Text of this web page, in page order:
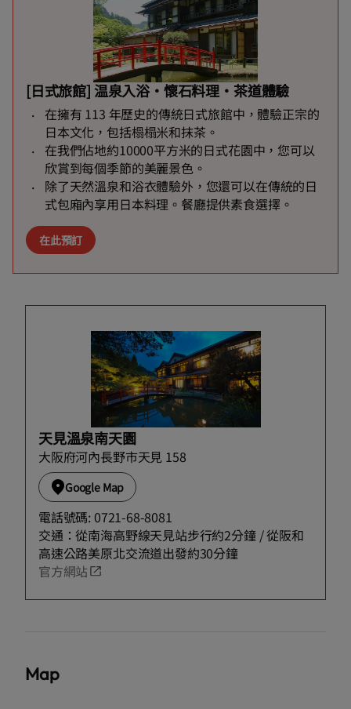
[日式旅館] 温泉入浴・懷石料理・茶道體驗
在擁有 113 年歷史的傳統日式旅館中，體驗正宗的
日本文化，包括榻榻米和抹茶。
在我們佔地約10000平方米的日式花園中，您可以
欣賞到每個季節的美麗景色。
除了天然溫泉和浴衣體驗外，您還可以在傳統的日
式包廂內享用日本料理。餐廳提供素食選擇。
在此預訂
天見溫泉南天園
大阪府河內長野市天見 158
Google Map
電話號碼: 0721-68-8081
交通：從南海高野線天見站步行約2分鐘 / 從阪和
高速公路美原北交流道出發約30分鐘
官方網站
Map